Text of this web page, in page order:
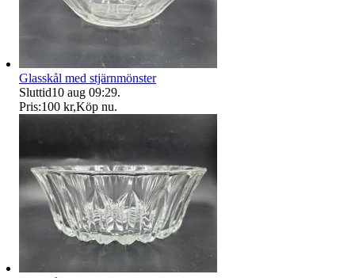
Glasskål med stjärnmönster
Sluttid10 aug 09:29.
Pris:100 kr,Köp nu.